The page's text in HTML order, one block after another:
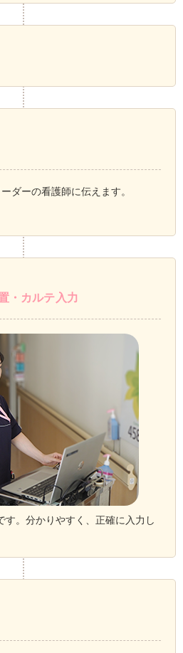
ダーの看護師に伝えます。
・カルテ入力
す。分かりやすく、正確に入力し